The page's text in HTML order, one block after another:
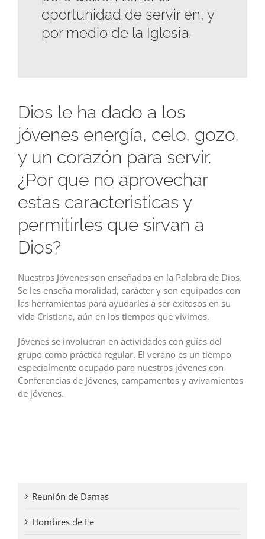
oportunidad de servir en, y
por medio de la Iglesia.
Dios le ha dado a los
jóvenes energía, celo, gozo,
y un corazón para servir.
¿Por que no aprovechar
estas caracteristicas y
permitirles que sirvan a
Dios?
Nuestros Jóvenes son enseñados en la Palabra de Dios.
Se les enseña moralidad, carácter y son equipados con
las herramientas para ayudarles a ser exitosos en su
vida Cristiana, aún en los tiempos que vivimos.
Jóvenes se involucran en actividades con guías del
grupo como práctica regular. El verano es un tiempo
especialmente ocupado para nuestros jóvenes con
Conferencias de Jóvenes, campamentos y avivamientos
de jóvenes.
Reunión de Damas
Hombres de Fe